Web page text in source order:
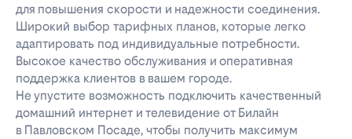
для повышения скорости и надежности соединения.
Широкий выбор тарифных планов, которые легко
адаптировать под индивидуальные потребности.
Высокое качество обслуживания и оперативная
поддержка клиентов в вашем городе.
Не упустите возможность подключить качественный
домашний интернет и телевидение от Билайн
в Павловском Посаде, чтобы получить максимум